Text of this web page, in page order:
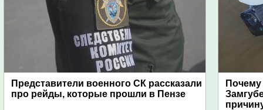
Представители военного СК рассказали
про рейды, которые прошли в Пензе